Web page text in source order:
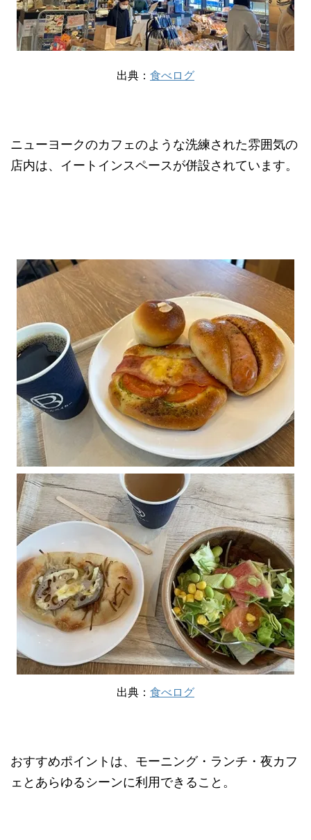
出典： 食べログ
ニューヨークのカフェのような洗練された雰囲気の
店内は、イートインスペースが併設されています。
出典： 食べログ
おすすめポイントは、モーニング・ランチ・夜カフ
ェとあらゆるシーンに利用できること。